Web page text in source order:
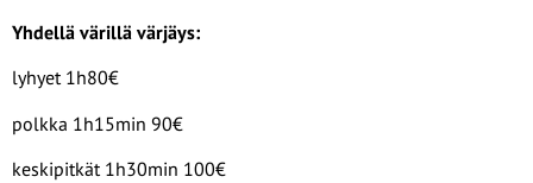
Yhdellä värillä värjäys:
lyhyet 1h80€
polkka 1h15min 90€
keskipitkät 1h30min 100€